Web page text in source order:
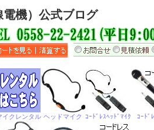
機）公式ブログ